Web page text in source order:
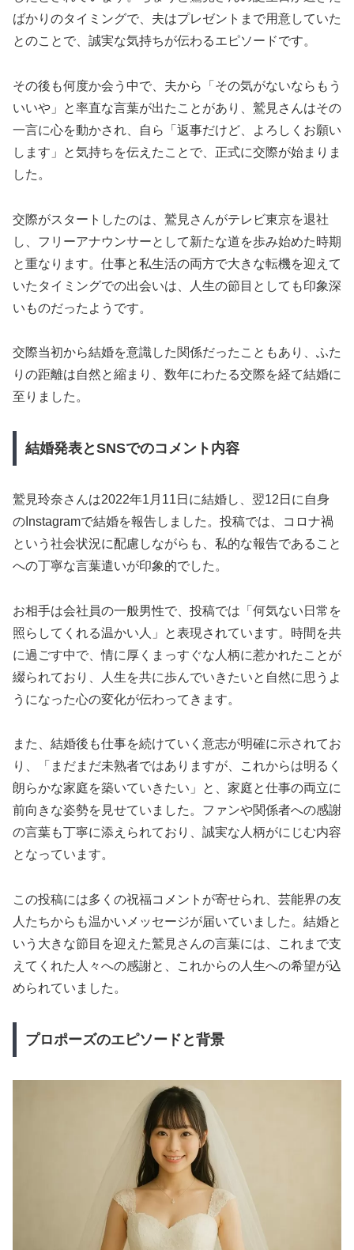
ばかりのタイミングで、夫はプレゼントまで用意していた
とのことで、誠実な気持ちが伝わるエピソードです。
その後も何度か会う中で、夫から「その気がないならもう
いいや」と率直な言葉が出たことがあり、鷲見さんはその
一言に心を動かされ、自ら「返事だけど、よろしくお願い
します」と気持ちを伝えたことで、正式に交際が始まりま
した。
交際がスタートしたのは、鷲見さんがテレビ東京を退社
し、フリーアナウンサーとして新たな道を歩み始めた時期
と重なります。仕事と私生活の両方で大きな転機を迎えて
いたタイミングでの出会いは、人生の節目としても印象深
いものだったようです。
交際当初から結婚を意識した関係だったこともあり、ふた
りの距離は自然と縮まり、数年にわたる交際を経て結婚に
至りました。
結婚発表とSNSでのコメント内容
鷲見玲奈さんは2022年1月11日に結婚し、翌12日に自身
のInstagramで結婚を報告しました。投稿では、コロナ禍
という社会状況に配慮しながらも、私的な報告であること
への丁寧な言葉遣いが印象的でした。
お相手は会社員の一般男性で、投稿では「何気ない日常を
照らしてくれる温かい人」と表現されています。時間を共
に過ごす中で、情に厚くまっすぐな人柄に惹かれたことが
綴られており、人生を共に歩んでいきたいと自然に思うよ
うになった心の変化が伝わってきます。
また、結婚後も仕事を続けていく意志が明確に示されてお
り、「まだまだ未熟者ではありますが、これからは明るく
朗らかな家庭を築いていきたい」と、家庭と仕事の両立に
前向きな姿勢を見せていました。ファンや関係者への感謝
の言葉も丁寧に添えられており、誠実な人柄がにじむ内容
となっています。
この投稿には多くの祝福コメントが寄せられ、芸能界の友
人たちからも温かいメッセージが届いていました。結婚と
いう大きな節目を迎えた鷲見さんの言葉には、これまで支
えてくれた人々への感謝と、これからの人生への希望が込
められていました。
プロポーズのエピソードと背景